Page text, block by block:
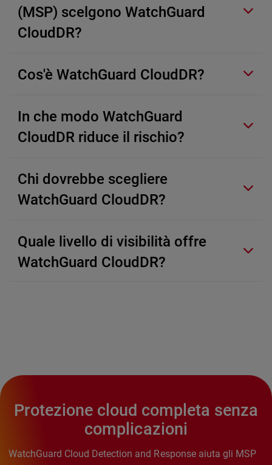
(MSP) scelgono WatchGuard
CloudDR?
Cos'è WatchGuard CloudDR?
In che modo WatchGuard
CloudDR riduce il rischio?
Chi dovrebbe scegliere
WatchGuard CloudDR?
Quale livello di visibilità offre
WatchGuard CloudDR?
Protezione cloud completa senza
complicazioni
WatchGuard Cloud Detection and Response aiuta gli MSP